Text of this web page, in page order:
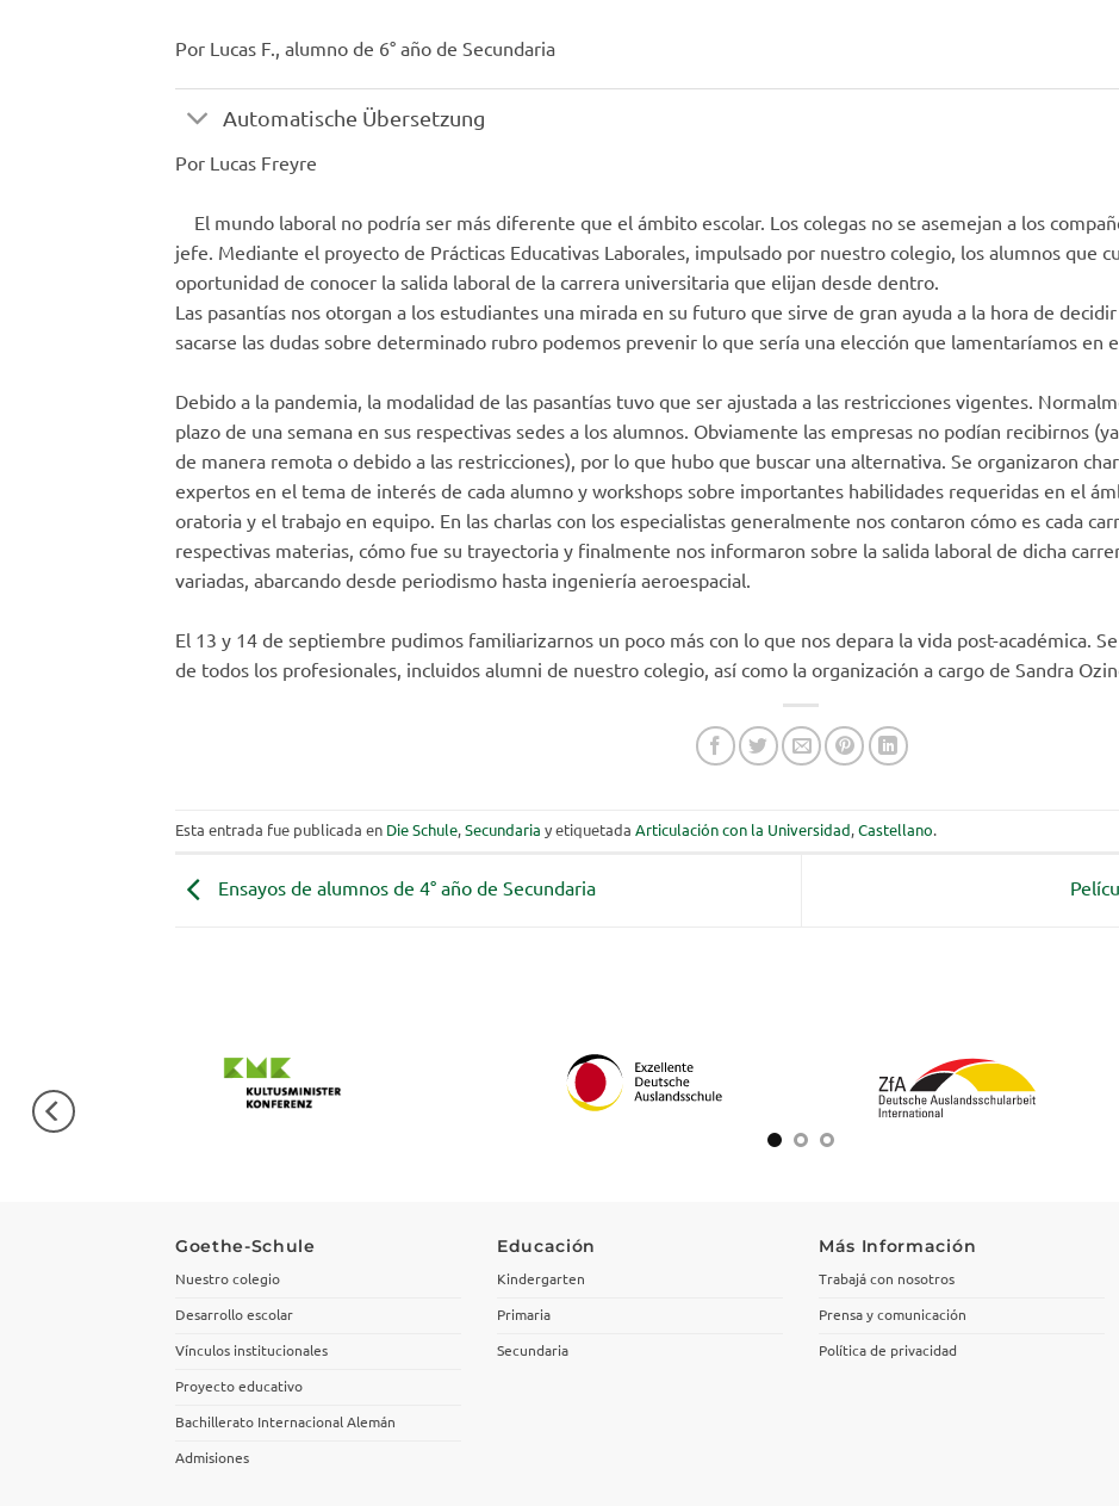
Por Lucas F., alumno de 6° año de Secundaria
Automatische Übersetzung
Por Lucas Freyre
El mundo laboral no podría ser más diferente que el ámbito escolar. Los colegas no se asemejan a los
jefe. Mediante el proyecto de Prácticas Educativas Laborales, impulsado por nuestro colegio, los alumnos que
oportunidad de conocer la salida laboral de la carrera universitaria que elijan desde dentro.
Las pasantías nos otorgan a los estudiantes una mirada en su futuro que sirve de gran ayuda a la hora de
sacarse las dudas sobre determinado rubro podemos prevenir lo que sería una elección que lamentaríamos en
Debido a la pandemia, la modalidad de las pasantías tuvo que ser ajustada a las restricciones vigentes.
plazo de una semana en sus respectivas sedes a los alumnos. Obviamente las empresas no podían recibirnos
de manera remota o debido a las restricciones), por lo que hubo que buscar una alternativa. Se organizaron
expertos en el tema de interés de cada alumno y workshops sobre importantes habilidades requeridas en el
oratoria y el trabajo en equipo. En las charlas con los especialistas generalmente nos contaron cómo es cada
respectivas materias, cómo fue su trayectoria y finalmente nos informaron sobre la salida laboral de dicha
variadas, abarcando desde periodismo hasta ingeniería aeroespacial.
El 13 y 14 de septiembre pudimos familiarizarnos un poco más con lo que nos depara la vida post-académica.
de todos los profesionales, incluidos alumni de nuestro colegio, así como la organización a cargo de Sandra
Esta entrada fue publicada en Die Schule,Secundaria y etiquetada Articulación con la Universidad,Castellano.
Ensayos de alumnos de 4° año de Secundaria
Goethe-Schule
Nuestro colegio
Desarrollo escolar
Vínculos institucionales
Proyecto educativo
Bachillerato Internacional Alemán
Admisiones
Educación
Kindergarten
Primaria
Secundaria
Más Información
Trabajá con nosotros
Prensa y comunicación
Política de privacidad